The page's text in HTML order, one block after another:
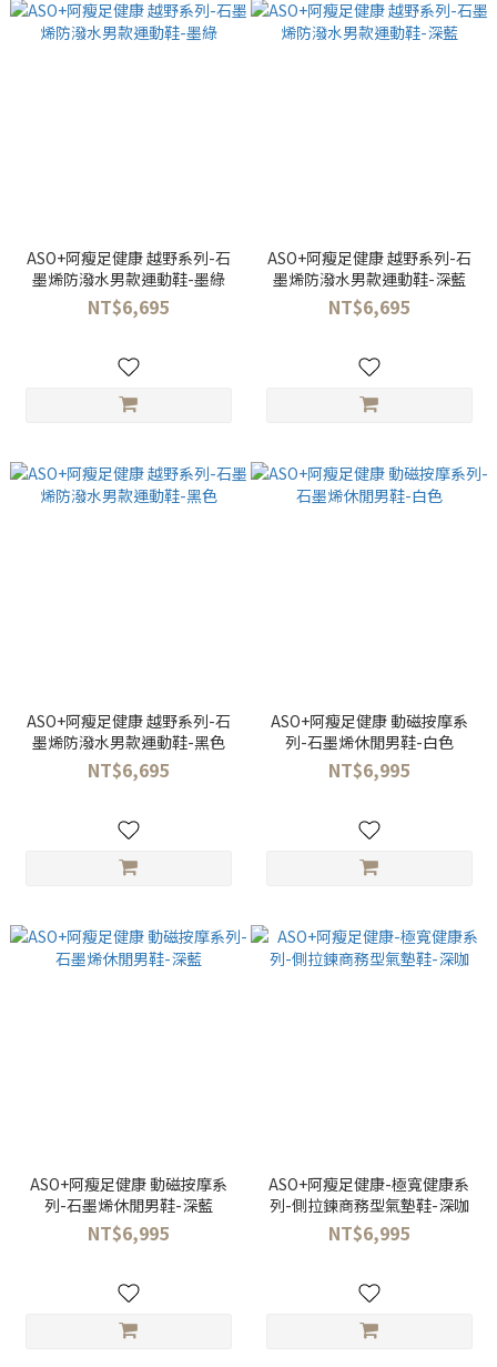
ASO+阿瘦足健康 越野系列-石
墨烯防潑水男款運動鞋-墨綠
NT$6,695
ASO+阿瘦足健康 越野系列-石
墨烯防潑水男款運動鞋-深藍
NT$6,695
ASO+阿瘦足健康 越野系列-石
墨烯防潑水男款運動鞋-黑色
NT$6,695
ASO+阿瘦足健康 動磁按摩系
列-石墨烯休閒男鞋-白色
NT$6,995
ASO+阿瘦足健康 動磁按摩系
列-石墨烯休閒男鞋-深藍
NT$6,995
ASO+阿瘦足健康-極寬健康系
列-側拉鍊商務型氣墊鞋-深咖
NT$6,995